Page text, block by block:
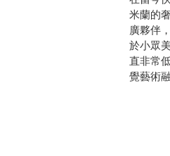
米蘭的
廣夥伴
於小眾
直非常
覺藝術